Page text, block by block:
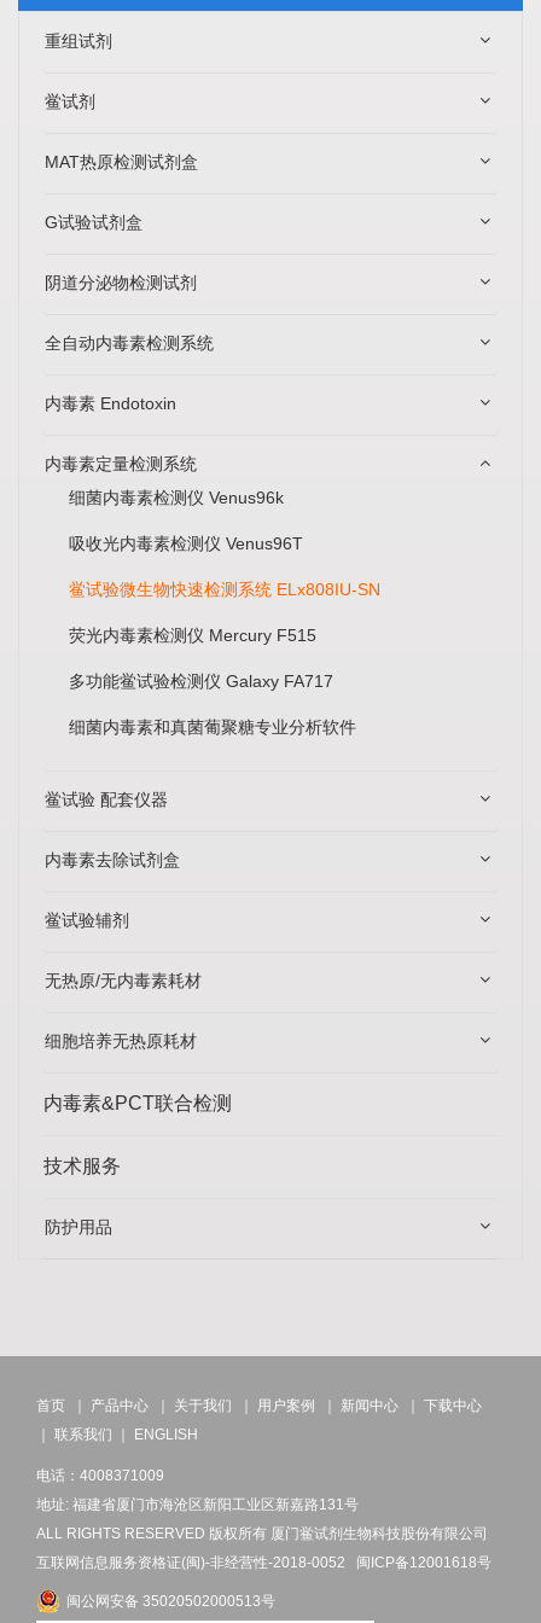
重组试剂
鲎试剂
MAT热原检测试剂盒
G试验试剂盒
阴道分泌物检测试剂
全自动内毒素检测系统
内毒素 Endotoxin
内毒素定量检测系统
细菌内毒素检测仪 Venus96k
吸收光内毒素检测仪 Venus96T
鲎试验微生物快速检测系统 ELx808IU-SN
荧光内毒素检测仪 Mercury F515
多功能鲎试验检测仪 Galaxy FA717
细菌内毒素和真菌葡聚糖专业分析软件
鲎试验 配套仪器
内毒素去除试剂盒
鲎试验辅剂
无热原/无内毒素耗材
细胞培养无热原耗材
内毒素&PCT联合检测
技术服务
防护用品
首页 ｜ 产品中心 ｜ 关于我们 ｜ 用户案例 ｜ 新闻中心 ｜ 下载中心
｜ 联系我们 ｜ ENGLISH
电话：4008371009
地址: 福建省厦门市海沧区新阳工业区新嘉路131号
ALL RIGHTS RESERVED 版权所有 厦门鲎试剂生物科技股份有限公司
互联网信息服务资格证(闽)-非经营性-2018-0052 闽ICP备12001618号
闽公网安备 35020502000513号